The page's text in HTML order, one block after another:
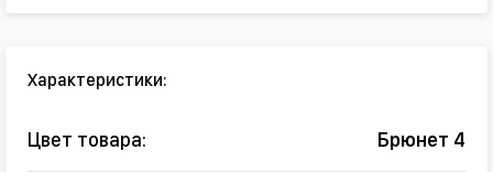
Характеристики:
Цвет товара: Брюнет 4